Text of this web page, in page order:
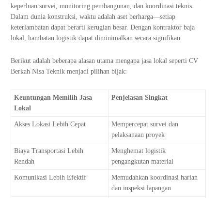
keperluan survei, monitoring pembangunan, dan koordinasi teknis.
Dalam dunia konstruksi, waktu adalah aset berharga—setiap
keterlambatan dapat berarti kerugian besar. Dengan kontraktor baja
lokal, hambatan logistik dapat diminimalkan secara signifikan.
Berikut adalah beberapa alasan utama mengapa jasa lokal seperti CV
Berkah Nisa Teknik menjadi pilihan bijak:
Keuntungan Memilih Jasa
Lokal
Penjelasan Singkat
Akses Lokasi Lebih Cepat
Mempercepat survei dan
pelaksanaan proyek
Biaya Transportasi Lebih
Rendah
Menghemat logistik
pengangkutan material
Komunikasi Lebih Efektif
Memudahkan koordinasi harian
dan inspeksi lapangan